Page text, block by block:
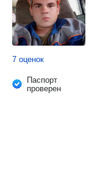
7 оценок
Паспорт
проверен